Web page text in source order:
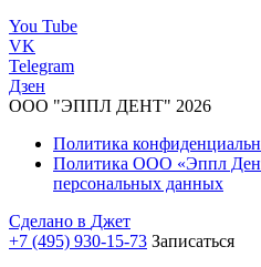
You Tube
VK
Telegram
Дзен
ООО "ЭППЛ ДЕНТ" 2026
Политика
Политика ООО «Эппл
персональных данных
Сделано в Джет
+7 (495) 930-15-73 Записаться